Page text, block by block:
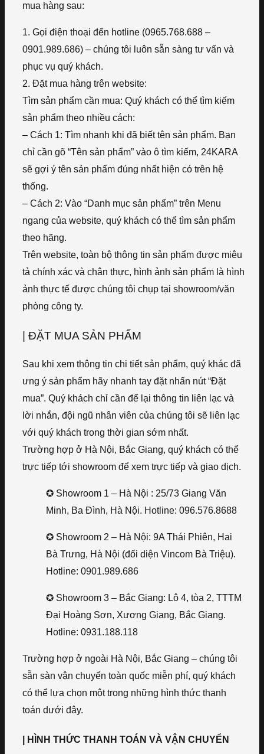
mua hàng sau:
1. Gọi điện thoại đến hotline (0965.768.688 –
0901.989.686) – chúng tôi luôn sẵn sàng tư vấn và
phục vụ quý khách.
2. Đặt mua hàng trên website:
Tìm sản phẩm cần mua: Quý khách có thể tìm kiếm
sản phẩm theo nhiều cách:
– Cách 1: Tìm nhanh khi đã biết tên sản phẩm. Bạn
chỉ cần gõ “Tên sản phẩm” vào ô tìm kiếm, 24KARA
sẽ gợi ý tên sản phẩm đúng nhất hiện có trên hệ
thống.
– Cách 2: Vào “Danh mục sản phẩm” trên Menu
ngang của website, quý khách có thể tìm sản phẩm
theo hãng.
Trên website, toàn bộ thông tin sản phẩm được miêu
tả chính xác và chân thực, hình ảnh sản phẩm là hình
ảnh thực tế được chúng tôi chụp tại showroom/văn
phòng công ty.
| ĐẶT MUA SẢN PHẨM
Sau khi xem thông tin chi tiết sản phẩm, quý khác đã
ưng ý sản phẩm hãy nhanh tay đặt nhấn nút “Đặt
mua”. Quý khách chỉ cần để lại thông tin liên lạc và
lời nhắn, đội ngũ nhân viên của chúng tôi sẽ liên lạc
với quý khách trong thời gian sớm nhất.
Trường hợp ở Hà Nội, Bắc Giang, quý khách có thể
trực tiếp tới showroom để xem trực tiếp và giao dịch.
✪ Showroom 1 – Hà Nội : 25/73 Giang Văn
Minh, Ba Đình, Hà Nội. Hotline: 096.576.8688
✪ Showroom 2 – Hà Nội: 9A Thái Phiên, Hai
Bà Trưng, Hà Nội (đối diện Vincom Bà Triệu).
Hotline: 0901.989.686
✪ Showroom 3 – Bắc Giang: Lô 4, tòa 2, TTTM
Đại Hoàng Sơn, Xương Giang, Bắc Giang.
Hotline: 0931.188.118
Trường hợp ở ngoài Hà Nội, Bắc Giang – chúng tôi
sẵn sàn vận chuyển toàn quốc miễn phí, quý khách
có thể lựa chọn một trong những hình thức thanh
toán dưới đây.
| HÌNH THỨC THANH TOÁN VÀ VẬN CHUYỂN